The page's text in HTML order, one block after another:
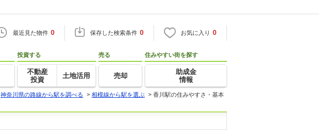
最近見た物件 0 保存した検索条件 0 お気に入り 0
投資する
不動産
投資
土地活用
売る
売却
住みやすい街を探す
助成金
情報
神奈川県の路線から駅を調べる > 相模線から駅を選ぶ > 香川駅の住みやすさ・基本